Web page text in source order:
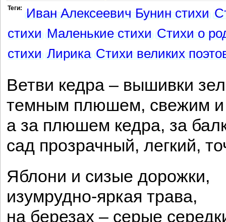
Теги: Иван Алексеевич Бунин стихи
стихи Маленькие стихи Стихи о
стихи Лирика Стихи великих
Ветви кедра – вышивки
темным плюшем, свежим и
а за плюшем кедра, за
сад прозрачный, легкий,
Яблони и сизые дорожки,
изумрудно-яркая трава,
на березах – серые